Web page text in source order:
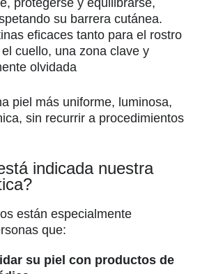
su barrera cutánea.
eficaces tanto para el rostro
cuello, una zona clave y
olvidada
piel más uniforme, luminosa,
sin recurrir a procedimientos
indicada nuestra
están especialmente
que:
su piel con productos de